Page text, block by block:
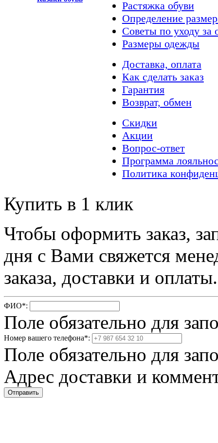
Растяжка обуви
Определение
Советы по уходу за
Размеры одежды
Доставка, оплата
Как сделать заказ
Гарантия
Возврат, обмен
Скидки
Акции
Вопрос-ответ
Программа
Политика
Купить в 1 клик
Чтобы оформить заказ,
дня с Вами свяжется
заказа, доставки и оплаты.
ФИО*:
Поле обязательно для
Номер вашего телефона*:
Поле обязательно для
Адрес доставки и